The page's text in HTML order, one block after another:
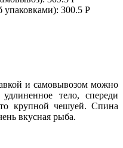
упаковками): 300.5 P
и самовывозом можно
тело, спереди
крупной чешуей. Спина
вкусная рыба.